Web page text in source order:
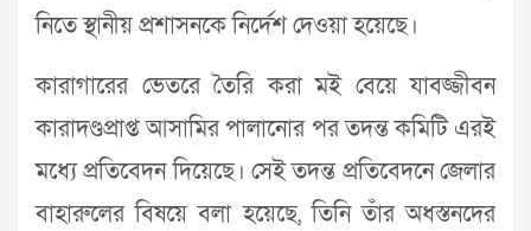
নিতে স্থানীয় প্রশাসনকে নির্দেশ দেওয়া হয়েছে।
কারাগারের ভেতরে তৈরি করা মই বেয়ে যাবজ্জীবন
কারাদণ্ডপ্রাপ্ত আসামির পালানোর পর তদন্ত কমিটি এরই
মধ্যে প্রতিবেদন দিয়েছে। সেই তদন্ত প্রতিবেদনে জেলার
বাহারুলের বিষয়ে বলা হয়েছে, তিনি তাঁর অধস্তনদের